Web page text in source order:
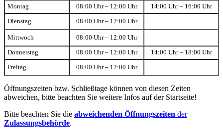
Montag 08:00 Uhr – 12:00 Uhr 14:00 Uhr – 16:00 Uhr
Dienstag 08:00 Uhr – 12:00 Uhr
Mittwoch 08:00 Uhr – 12:00 Uhr
Donnerstag 08:00 Uhr – 12:00 Uhr 14:00 Uhr – 18:00 Uhr
Freitag 08:00 Uhr – 12:00 Uhr
Öffnungszeiten bzw. Schließtage können von diesen Zeiten
abweichen, bitte beachten Sie weitere Infos auf der Startseite!
Bitte beachten Sie die abweichenden Öffnungszeiten der
Zulassungsbehörde.